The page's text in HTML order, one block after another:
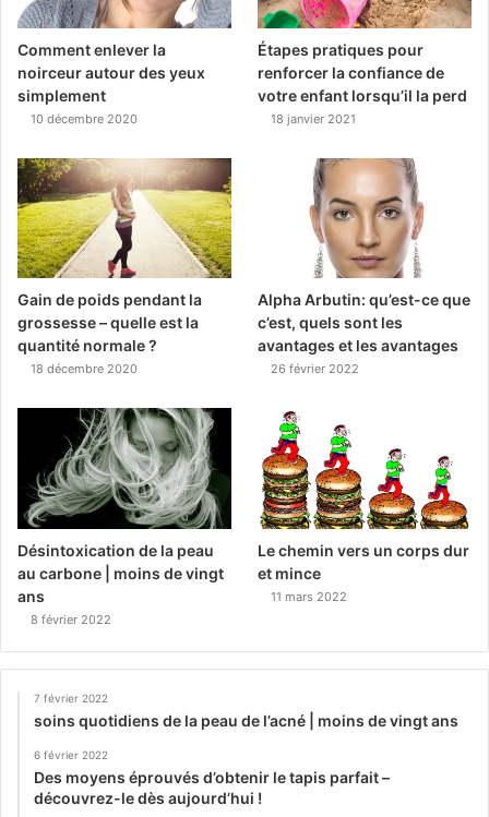
Comment enlever la
noirceur autour des yeux
simplement
10 décembre 2020
Étapes pratiques pour
renforcer la confiance de
votre enfant lorsqu’il la perd
18 janvier 2021
Gain de poids pendant la
grossesse – quelle est la
quantité normale ?
18 décembre 2020
Alpha Arbutin: qu’est-ce que
c’est, quels sont les
avantages et les avantages
26 février 2022
Désintoxication de la peau
au carbone | moins de vingt
ans
8 février 2022
Le chemin vers un corps dur
et mince
11 mars 2022
7 février 2022
soins quotidiens de la peau de l’acné | moins de vingt ans
6 février 2022
Des moyens éprouvés d’obtenir le tapis parfait –
découvrez-le dès aujourd’hui !